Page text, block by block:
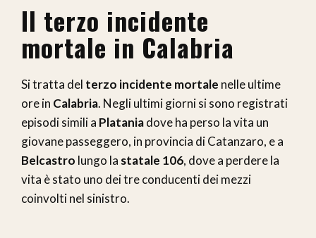
Il terzo incidente
mortale in Calabria
Si tratta del terzo incidente mortale nelle ultime
ore in Calabria. Negli ultimi giorni si sono registrati
episodi simili a Plataniadove ha perso la vita un
giovane passeggero, in provincia di Catanzaro, e a
Belcastro lungo la statale 106, dove a perdere la
vita è stato uno dei tre conducenti dei mezzi
coinvolti nel sinistro.